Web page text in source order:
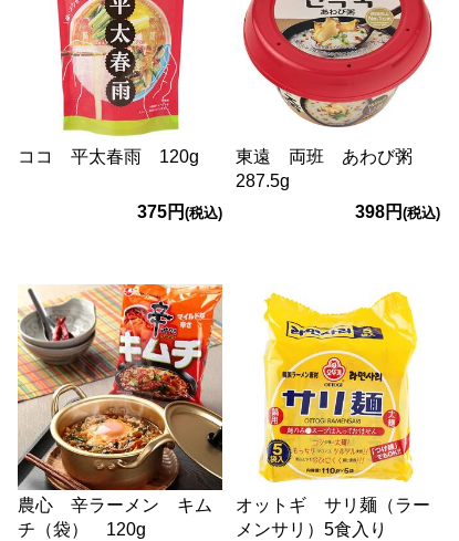
ココ 平太春雨 120g
375円(税込)
東遠 両班 あわび粥
287.5g
398円 (税込)
農心 辛ラーメン キム
チ（袋） 120g
オットギ サリ麺（ラー
メンサリ）5食入り